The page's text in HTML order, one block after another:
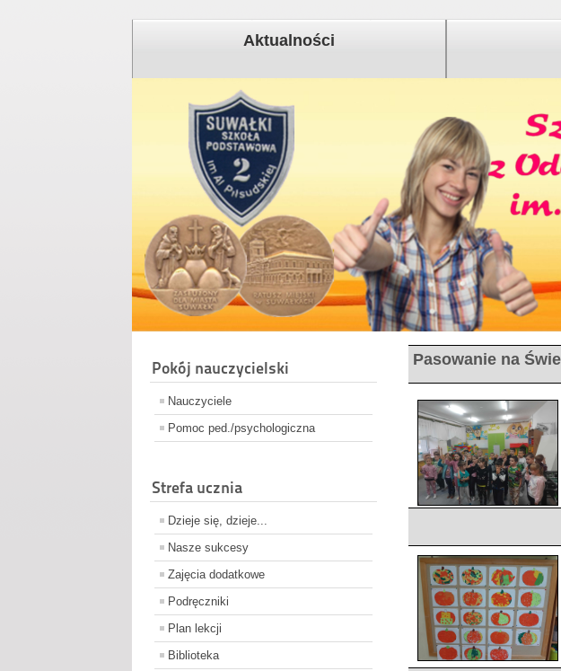
Aktualności
Pokój nauczycielski
Nauczyciele
Pomoc ped./psychologiczna
Strefa ucznia
Dzieje się, dzieje...
Nasze sukcesy
Zajęcia dodatkowe
Podręczniki
Plan lekcji
Biblioteka
Pasowanie na